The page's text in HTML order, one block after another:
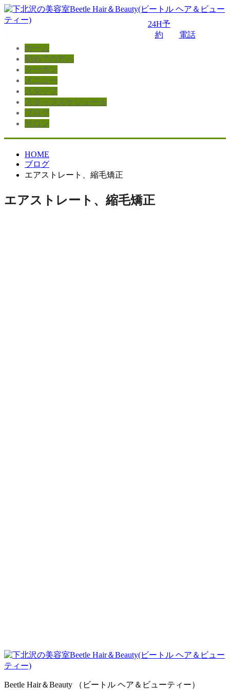
24H予
約
電話
ホーム
初めての方へ
クーポン
メニュー
スタッフ
スタッフスケジュール
ブログ
サロン
HOME
ブログ
エアストレート、縮毛矯正
エアストレート、縮毛矯正
Beetle Hair＆Beauty （ビートル ヘア＆ビューティー）